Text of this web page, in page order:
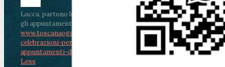
Lucca, partono le celebrazioni per don Aldo Mei:
gli appuntamenti dal 2 al 4 agosto
www.toscanaoggi.it/lucca-partono-le-
celebrazioni-per-don-aldo-mei-gli-
appuntamenti-dal-2-al-4-ago...
See MoreSee
Less